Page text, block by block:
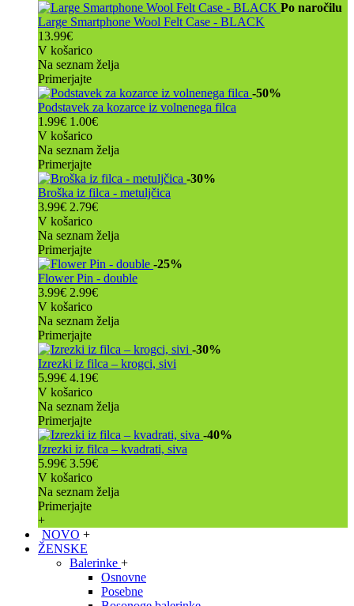
Po naročilu
Large Smartphone Wool Felt Case - BLACK
13.99€
V košarico
Na seznam želja
Primerjajte
-50%
Podstavek za kozarce iz volnenega filca
1.99€ 1.00€
V košarico
Na seznam želja
Primerjajte
-30%
Broška iz filca - metuljčica
3.99€ 2.79€
V košarico
Na seznam želja
Primerjajte
-25%
Flower Pin - double
3.99€ 2.99€
V košarico
Na seznam želja
Primerjajte
-30%
Izrezki iz filca – krogci, sivi
5.99€ 4.19€
V košarico
Na seznam želja
Primerjajte
-40%
Izrezki iz filca – kvadrati, siva
5.99€ 3.59€
V košarico
Na seznam želja
Primerjajte
+
NOVO +
ŽENSKE
Balerinke +
Osnovne
Posebne